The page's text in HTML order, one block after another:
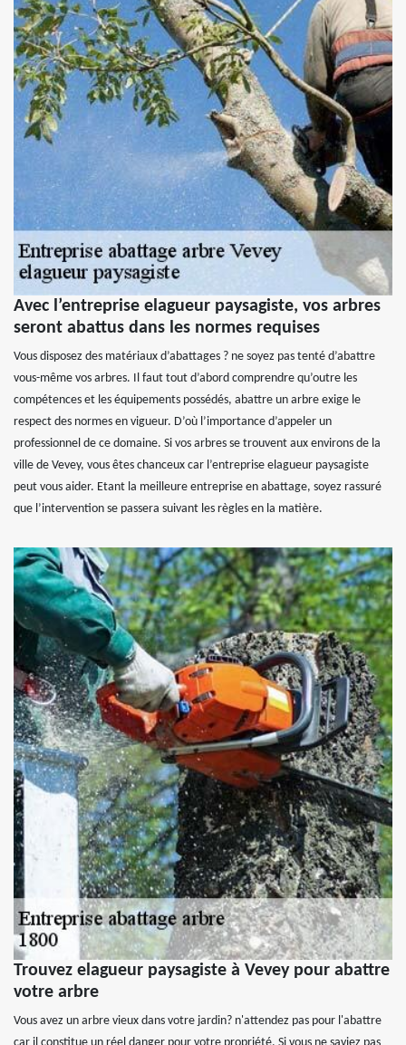
Avec l’entreprise elagueur paysagiste, vos arbres
seront abattus dans les normes requises
Vous disposez des matériaux d’abattages ? ne soyez pas tenté d’abattre
vous-même vos arbres. Il faut tout d’abord comprendre qu’outre les
compétences et les équipements possédés, abattre un arbre exige le
respect des normes en vigueur. D’où l’importance d’appeler un
professionnel de ce domaine. Si vos arbres se trouvent aux environs de la
ville de Vevey, vous êtes chanceux car l’entreprise elagueur paysagiste
peut vous aider. Etant la meilleure entreprise en abattage, soyez rassuré
que l’intervention se passera suivant les règles en la matière.
Trouvez elagueur paysagiste à Vevey pour abattre
votre arbre
Vous avez un arbre vieux dans votre jardin? n'attendez pas pour l'abattre